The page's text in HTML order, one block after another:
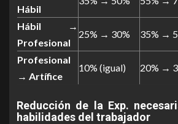
Hábil
Hábil →
Profesional
25% → 30% 35% →
Profesional
→ Artífice
10% (igual) 20% →
Reducción de la Exp.
habilidades del trabajador